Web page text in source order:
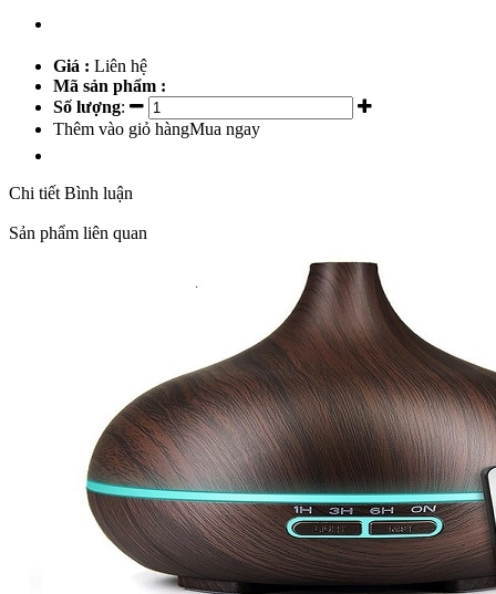
Giá : Liên hệ
Mã sản phẩm :
Số lượng:
Thêm vào giỏ hàngMua ngay
Chi tiết Bình luận
Sản phẩm liên quan